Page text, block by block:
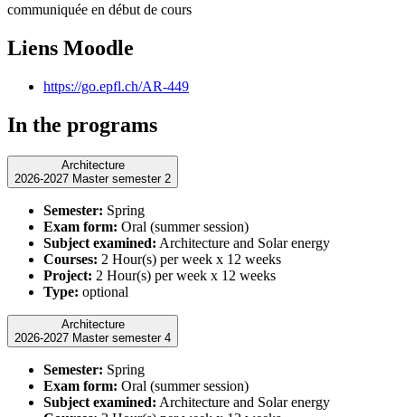
communiquée en début de cours
Liens Moodle
https://go.epfl.ch/AR-449
In the programs
Architecture
2026-2027 Master semester 2
Semester: Spring
Exam form: Oral (summer session)
Subject examined: Architecture and Solar energy
Courses: 2 Hour(s) per week x 12 weeks
Project: 2 Hour(s) per week x 12 weeks
Type: optional
Architecture
2026-2027 Master semester 4
Semester: Spring
Exam form: Oral (summer session)
Subject examined: Architecture and Solar energy